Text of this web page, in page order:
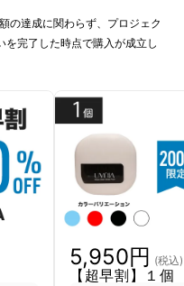
いますか？
の達成に関わらず、プロジェク
完了した時点で購入が成立し
5,950円 (税込)
【超早割】１個